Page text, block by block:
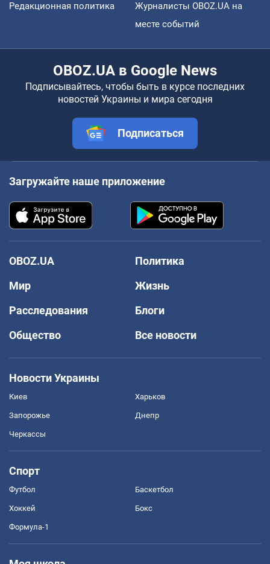
Редакционная политика
Журналисты OBOZ.UA на
месте событий
OBOZ.UA в Google News
Подписывайтесь, чтобы быть в курсе последних
новостей Украины и мира сегодня
Подписаться
Загружайте наше приложение
OBOZ.UA
Политика
Мир
Жизнь
Расследования
Блоги
Общество
Все новости
Новости Украины
Киев Харьков
Запорожье Днепр
Черкассы
Спорт
Футбол Баскетбол
Хоккей Бокс
Формула-1